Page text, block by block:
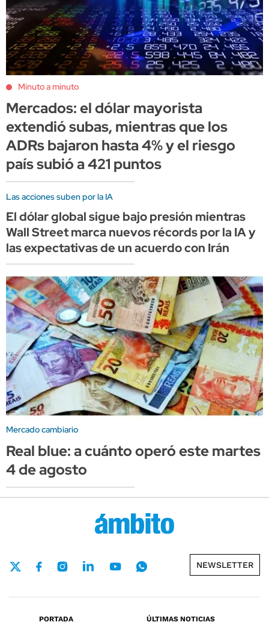
Minuto a minuto
Mercados: el dólar mayorista
extendió subas, mientras que los
ADRs bajaron hasta 4% y el riesgo
país subió a 421 puntos
Las acciones suben por la IA
El dólar global sigue bajo presión mientras
Wall Street marca nuevos récords por la IA y
las expectativas de un acuerdo con Irán
Mercado cambiario
Real blue: a cuánto operó este martes
4 de agosto
NEWSLETTER
PORTADA
ÚLTIMAS NOTICIAS